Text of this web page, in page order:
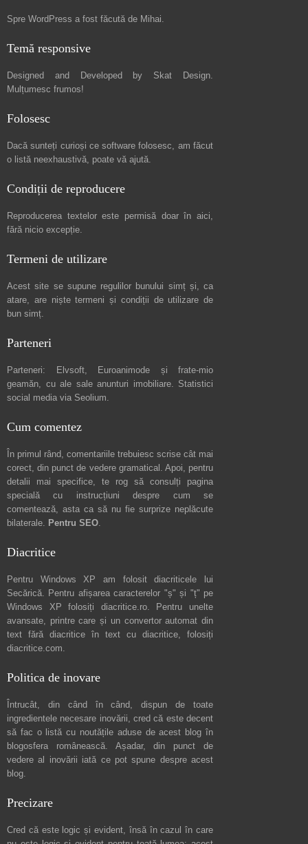
Spre WordPress a fost făcută de Mihai.
Temă responsive
Designed and Developed by Skat Design.
Mulțumesc frumos!
Folosesc
Dacă sunteți curioși ce software folosesc, am făcut
o listă neexhaustivă, poate vă ajută.
Condiții de reproducere
Reproducerea textelor este permisă doar în aici,
fără nicio excepție.
Termeni de utilizare
Acest site se supune regulilor bunului simț și, ca
atare, are niștetermeni și condiții de utilizare de
bun simț.
Parteneri
Parteneri: Elvsoft, Euroanimode și frate-mio
geamăn, cu ale sale anunturi imobiliare. Statistici
social media via Seolium.
Cum comentez
În primul rând, comentariile trebuiesc scrise cât mai
corect, din punct de vedere gramatical. Apoi, pentru
detalii mai specifice, te rog să consulți pagina
specială cu instrucțiuni despre cum se
comentează, asta ca să nu fie surprize neplăcute
bilaterale. Pentru SEO.
Diacritice
Pentru Windows XP am folosit diacriticele lui
Secărică. Pentru afișarea caracterelor "ș" și "ț" pe
Windows XP folosiți diacritice.ro. Pentru unelte
avansate, printre care și un convertor automat din
text fără diacritice în text cu diacritice, folosiți
diacritice.com.
Politica de inovare
Întrucât, din când în când, dispun de toate
ingredientele necesare inovării, cred că este decent
să fac o listă cu noutățile aduse de acest blog în
blogosfera românească. Așadar, din punct de
vedere al inovării iată ce pot spune despre acest
blog.
Precizare
Cred că este logic și evident, însă în cazul în care